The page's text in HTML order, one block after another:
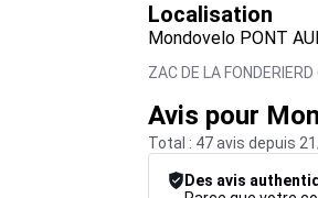
Localisation
Mondovelo PONT
ZAC DE LA
Avis pour
Total : 47 avis depuis
Des avis